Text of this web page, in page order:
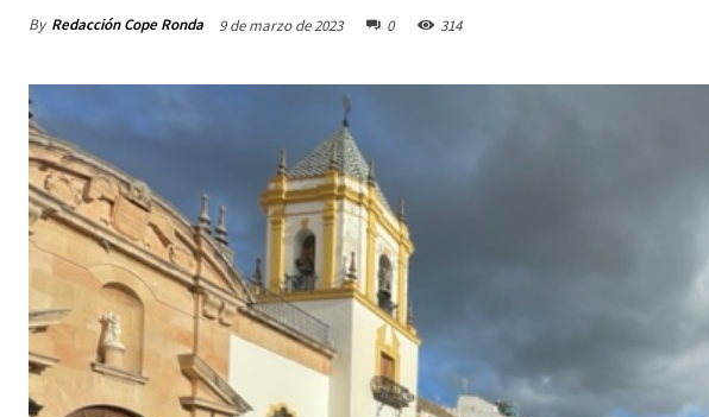
By Redacción Cope Ronda 9 de marzo de 2023 0 314